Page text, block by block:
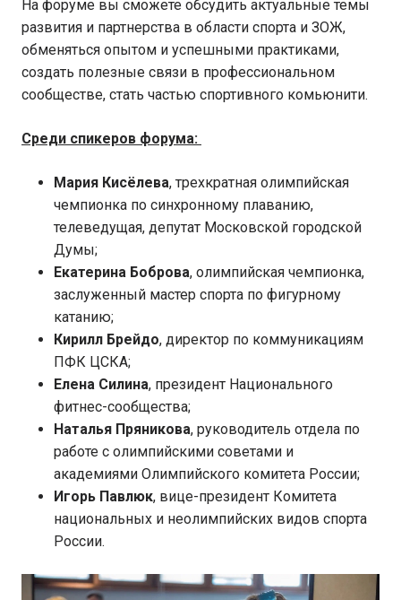
На форуме вы сможете обсудить актуальные темы
развития и партнерства в области спорта и ЗОЖ,
обменяться опытом и успешными практиками,
создать полезные связи в профессиональном
сообществе, стать частью спортивного комьюнити.
Среди спикеров форума:
Мария Кисёлева, трехкратная олимпийская
чемпионка по синхронному плаванию,
телеведущая, депутат Московской городской
Думы;
Екатерина Боброва, олимпийская чемпионка,
заслуженный мастер спорта по фигурному
катанию;
Кирилл Брейдо, директор по коммуникациям
ПФК ЦСКА;
Елена Силина, президент Национального
фитнес-сообщества;
Наталья Пряникова, руководитель отдела по
работе с олимпийскими советами и
академиями Олимпийского комитета России;
Игорь Павлюк, вице-президент Комитета
национальных и неолимпийских видов спорта
России.